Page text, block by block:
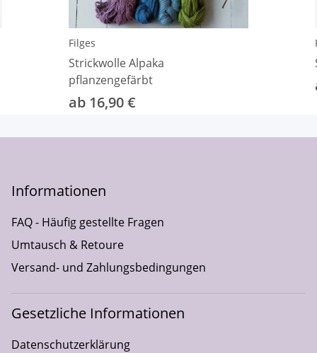
Filges
Strickwolle Alpaka
pflanzengefärbt
ab 16,90 €
Informationen
FAQ - Häufig gestellte Fragen
Umtausch & Retoure
Versand- und Zahlungsbedingungen
Gesetzliche Informationen
Datenschutzerklärung